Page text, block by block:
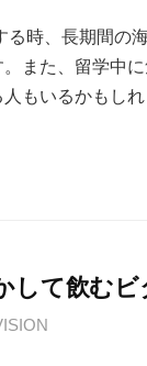
る時、長期間の
また、留学中
もいるかもし
て飲むビ